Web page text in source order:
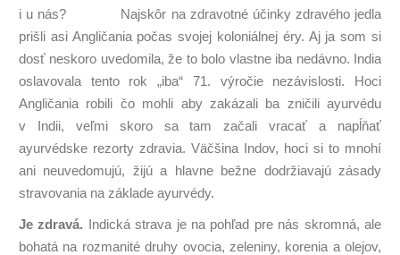
i u nás? Najskôr na zdravotné účinky zdravého jedla
prišli asi Angličania počas svojej koloniálnej éry. Aj ja som si
dosť neskoro uvedomila, že to bolo vlastne iba nedávno. India
oslavovala tento rok „iba“ 71. výročie nezávislosti. Hoci
Angličania robili čo mohli aby zakázali ba zničili ayurvédu
v Indii, veľmi skoro sa tam začali vracať a napĺňať
ayurvédske rezorty zdravia. Väčšina Indov, hoci si to mnohí
ani neuvedomujú, žijú a hlavne bežne dodržiavajú zásady
stravovania na základe ayurvédy.
Je zdravá. Indická strava je na pohľad pre nás skromná, ale
bohatá na rozmanité druhy ovocia, zeleniny, korenia a olejov,